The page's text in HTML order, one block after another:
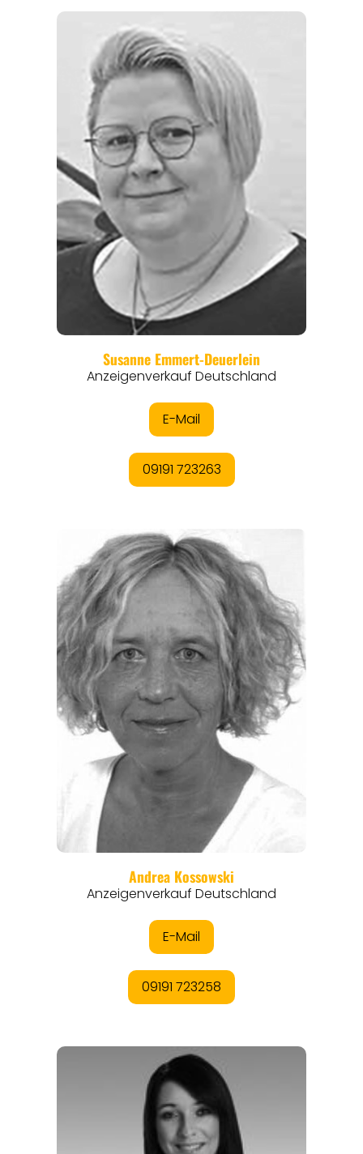
REISEMAGAZINE
THEMEN
ANGEBOTE